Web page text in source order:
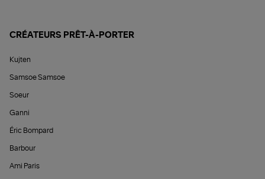
CRÉATEURS PRÊT-À-PORTER
Kujten
Samsoe Samsoe
Soeur
Ganni
Éric Bompard
Barbour
Ami Paris